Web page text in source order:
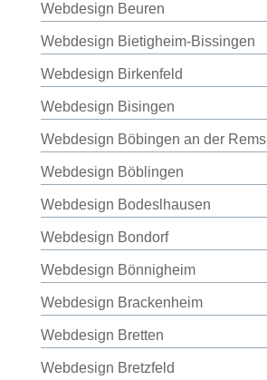
Webdesign Beuren
Webdesign Bietigheim-Bissingen
Webdesign Birkenfeld
Webdesign Bisingen
Webdesign Böbingen an der Rems
Webdesign Böblingen
Webdesign Bodeslhausen
Webdesign Bondorf
Webdesign Bönnigheim
Webdesign Brackenheim
Webdesign Bretten
Webdesign Bretzfeld